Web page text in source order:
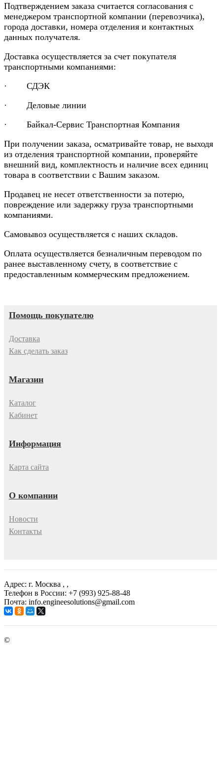
Подтверждением заказа считается согласования с
менеджером транспортной компании (перевозчика),
города доставки, номера отделения и контактных
данных получателя.
Доставка осуществляется за счет покупателя
транспортными компаниями:
· СДЭК
· Деловые линии
· Байкал-Сервис Транспортная Компания
При получении заказа, осматривайте товар, не выходя
из отделения транспортной компании, проверяйте
внешний вид, комплектность и наличие всех единиц
товара в соответствии с Вашим заказом.
Продавец не несет ответственности за потерю,
повреждение или задержку груза транспортными
компаниями.
Самовывоз осуществляется с наших складов.
Оплата осуществляется безналичным переводом по
ранее выставленному счету, в соответствие с
предоставленным коммерческим предложением.
Помощь покупателю
Доставка
Как сделать заказ
Магазин
Каталог
Кабинет
Информация
Карта сайта
О компании
Новости
Контакты
Адрес: г. Москва , ,
Телефон в России: +7 (993) 925-88-48
Почта: info.engineesolutions@gmail.com
©